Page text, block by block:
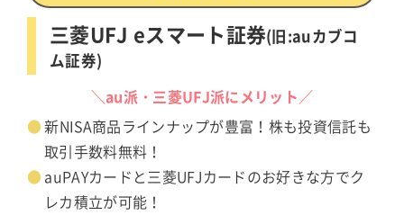
三菱UFJ eスマート証券(旧:auカブコ
ム証券)
＼au派・三菱UFJ派にメリット／
新NISA商品ラインナップが豊富！株も投資信託も
取引手数料無料！
auPAYカードと三菱UFJカードのお好きな方でク
レカ積立が可能！